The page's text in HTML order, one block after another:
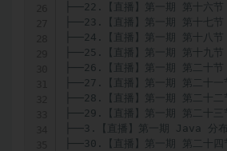
├──22.【直播】第一期 第十六
├──23.【直播】第一期 第十七
├──24.【直播】第一期 第十
├──25.【直播】第一期 第十九
├──26.【直播】第一期 第二十
├──27.【直播】第一期 第二十
├──28.【直播】第一期 第二
├──29.【直播】第一期 第二十
├──3.【直播】第一期 Java 分
├──30.【直播】第一期 第二十